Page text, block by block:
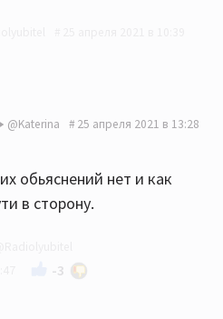
случае от меня никаких
@Katerina 25 апреля 2021 в 13:28
обьяснений нет и как
в сторону.
-3